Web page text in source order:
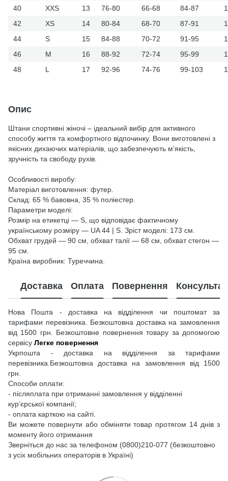
40 XXS 13 76-80 66-68 84-87
42
XS 14 80-84 68-70 87-91
44
S 15 84-88 70-72 91-95
46
M 16 88-92 72-74 95-99
48
L 17 92-96 74-76 99-103
Опис
Штани спортивні жіночі – ідеальний вибір для активного
способу життя та комфортного відпочинку. Вони виготовлені з
якісних дихаючих матеріалів, що забезпечують м’якість,
зручність та свободу рухів.
Особливості виробу:
Матеріал виготовлення: футер.
Склад: 65 % бавовна, 35 % поліестер.
Параметри моделі:
Розмір на етикетці — S, що відповідає фактичному
українському розміру — UA 44 | S. Зріст моделі: 173 см.
Обхват грудей — 90 см, обхват талії — 68 см, обхват стегон —
95 см.
Країна виробник: Туреччина.
Доставка Оплата Повернення
Нова Пошта - доставка на відділення чи поштомат за
тарифами перевізника. Безкоштовна доставка на замовлення
від 1500 грн. Безкоштовне повернення товару за допомогою
сервісу Легке повернення
Укрпошта - доставка на відділення за тарифами
перевізника.Безкоштовна доставка на замовлення від 1500
грн.
Способи оплати:
- післяплата при отриманні замовлення у відділенні
кур’єрської компанії;
- оплата карткою на сайті.
Ви можете повернути або обміняти товар протягом 14 днів з
моменту його отримання
Зверніться до нас за телефоном (0800)210-077 (безкоштовно
з усіх мобільних операторів в Україні)